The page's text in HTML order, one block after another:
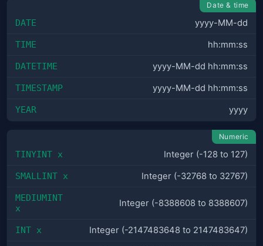
Date & time
DATE yyyy-MM-dd
TIME hh:mm:ss
DATETIME yyyy-MM-dd hh:mm:ss
TIMESTAMP yyyy-MM-dd hh:mm:ss
YEAR yyyy
Numeric
TINYINT x Integer (-128 to 127)
SMALLINT x Integer (-32768 to 32767)
MEDIUMINT
x
Integer (-8388608 to 8388607)
INT x Integer (-2147­483648 to 214748­3647)